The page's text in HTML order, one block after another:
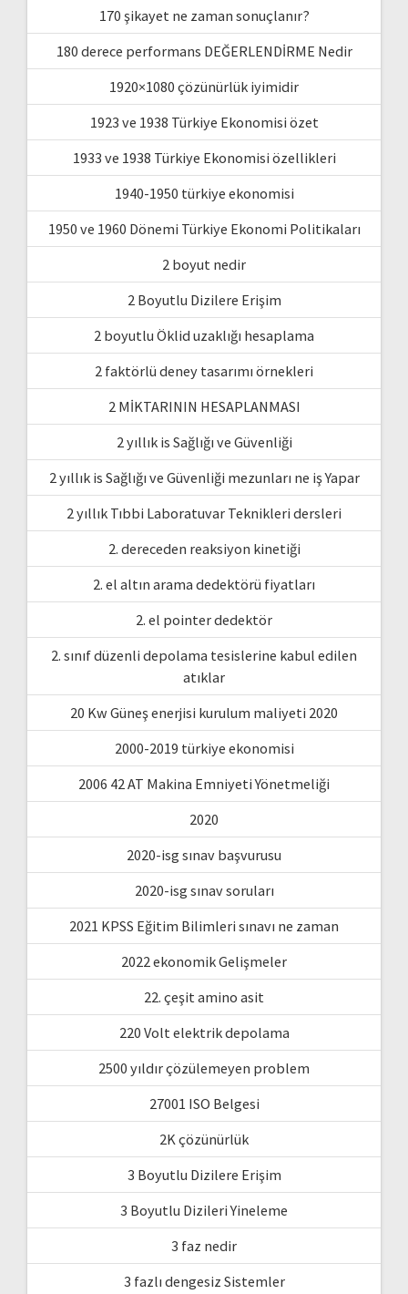
170 şikayet ne zaman sonuçlanır?
180 derece performans DEĞERLENDİRME Nedir
1920×1080 çözünürlük iyimidir
1923 ve 1938 Türkiye Ekonomisi özet
1933 ve 1938 Türkiye Ekonomisi özellikleri
1940-1950 türkiye ekonomisi
1950 ve 1960 Dönemi Türkiye Ekonomi Politikaları
2 boyut nedir
2 Boyutlu Dizilere Erişim
2 boyutlu Öklid uzaklığı hesaplama
2 faktörlü deney tasarımı örnekleri
2 MİKTARININ HESAPLANMASI
2 yıllık is Sağlığı ve Güvenliği
2 yıllık is Sağlığı ve Güvenliği mezunları ne iş Yapar
2 yıllık Tıbbi Laboratuvar Teknikleri dersleri
2. dereceden reaksiyon kinetiği
2. el altın arama dedektörü fiyatları
2. el pointer dedektör
2. sınıf düzenli depolama tesislerine kabul edilen
atıklar
20 Kw Güneş enerjisi kurulum maliyeti 2020
2000-2019 türkiye ekonomisi
2006 42 AT Makina Emniyeti Yönetmeliği
2020
2020-isg sınav başvurusu
2020-isg sınav soruları
2021 KPSS Eğitim Bilimleri sınavı ne zaman
2022 ekonomik Gelişmeler
22. çeşit amino asit
220 Volt elektrik depolama
2500 yıldır çözülemeyen problem
27001 ISO Belgesi
2K çözünürlük
3 Boyutlu Dizilere Erişim
3 Boyutlu Dizileri Yineleme
3 faz nedir
3 fazlı dengesiz Sistemler